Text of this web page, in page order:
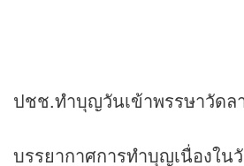
ปชช.ทำบุญวันเข้าพรรษาวัดล
บรรยากาศการทำบุญเนื่องใน